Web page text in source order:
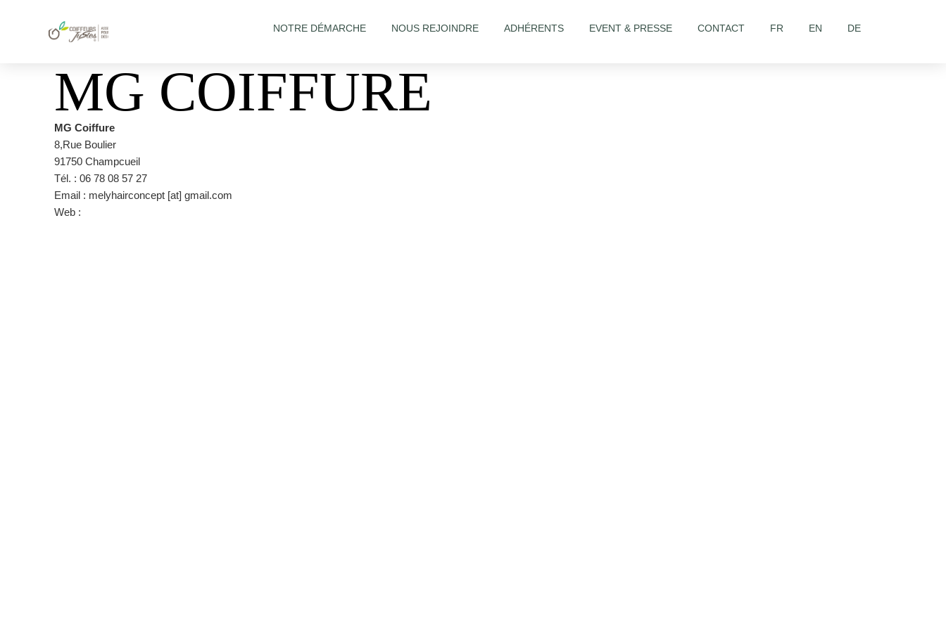
NOTRE DÉMARCHE NOUS REJOINDRE ADHÉRENTS EVENT & PRESSE CONTACT FR EN DE
MG COIFFURE
MG Coiffure
8,Rue Boulier
91750 Champcueil
Tél. : 06 78 08 57 27
Email : melyhairconcept [at] gmail.com
Web :